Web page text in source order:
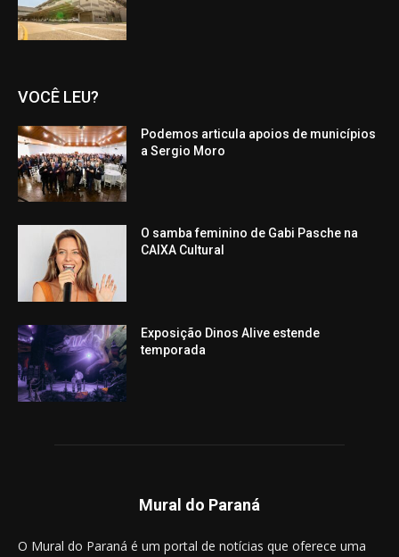
VOCÊ LEU?
Podemos articula apoios de municípios
a Sergio Moro
O samba feminino de Gabi Pasche na
CAIXA Cultural
Exposição Dinos Alive estende
temporada
Mural do Paraná
O Mural do Paraná é um portal de notícias que oferece uma